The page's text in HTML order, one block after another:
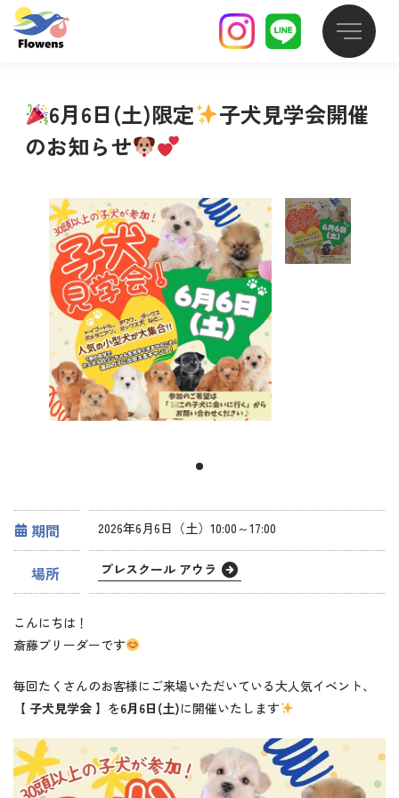
6月6日(土)限定
子犬見学会開催
のお知らせ
期間 2026年6月6日（土）10:00～17:00
場所 プレスクール アウラ
こんにちは！
斎藤ブリーダーです
毎回たくさんのお客様にご来場いただいている大人気イベント、
【 子犬見学会 】を6月6日(土)に開催いたします